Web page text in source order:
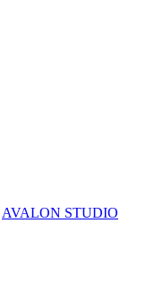
AVALON STUDIO